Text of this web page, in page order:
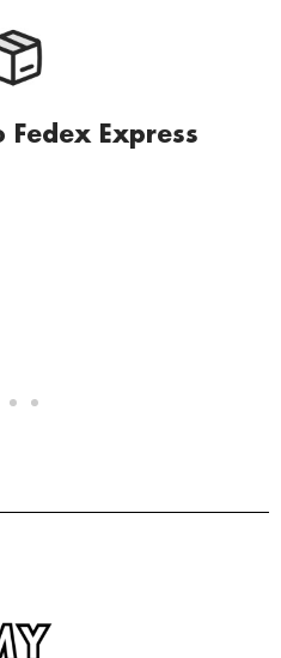
Fedex Express